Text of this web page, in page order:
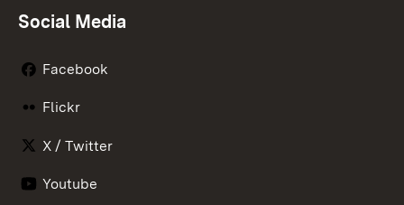
Social Media
Facebook
Flickr
X / Twitter
Youtube